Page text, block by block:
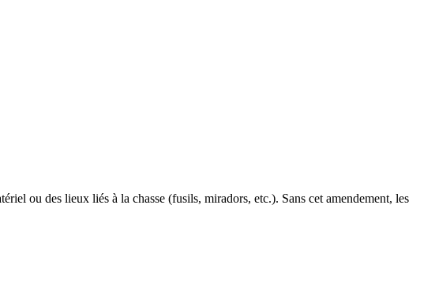
ou des lieux liés à la chasse (fusils, miradors, etc.). Sans cet amendement, les